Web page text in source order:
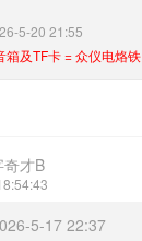
5-20 21:55
箱及TF卡 = 众仪电烙铁
奇才B
5-17 22:37